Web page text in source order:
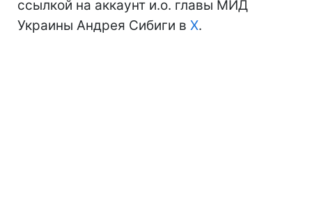
ссылкой на аккаунт и.о. главы МИД
Украины Андрея Сибиги в Х.